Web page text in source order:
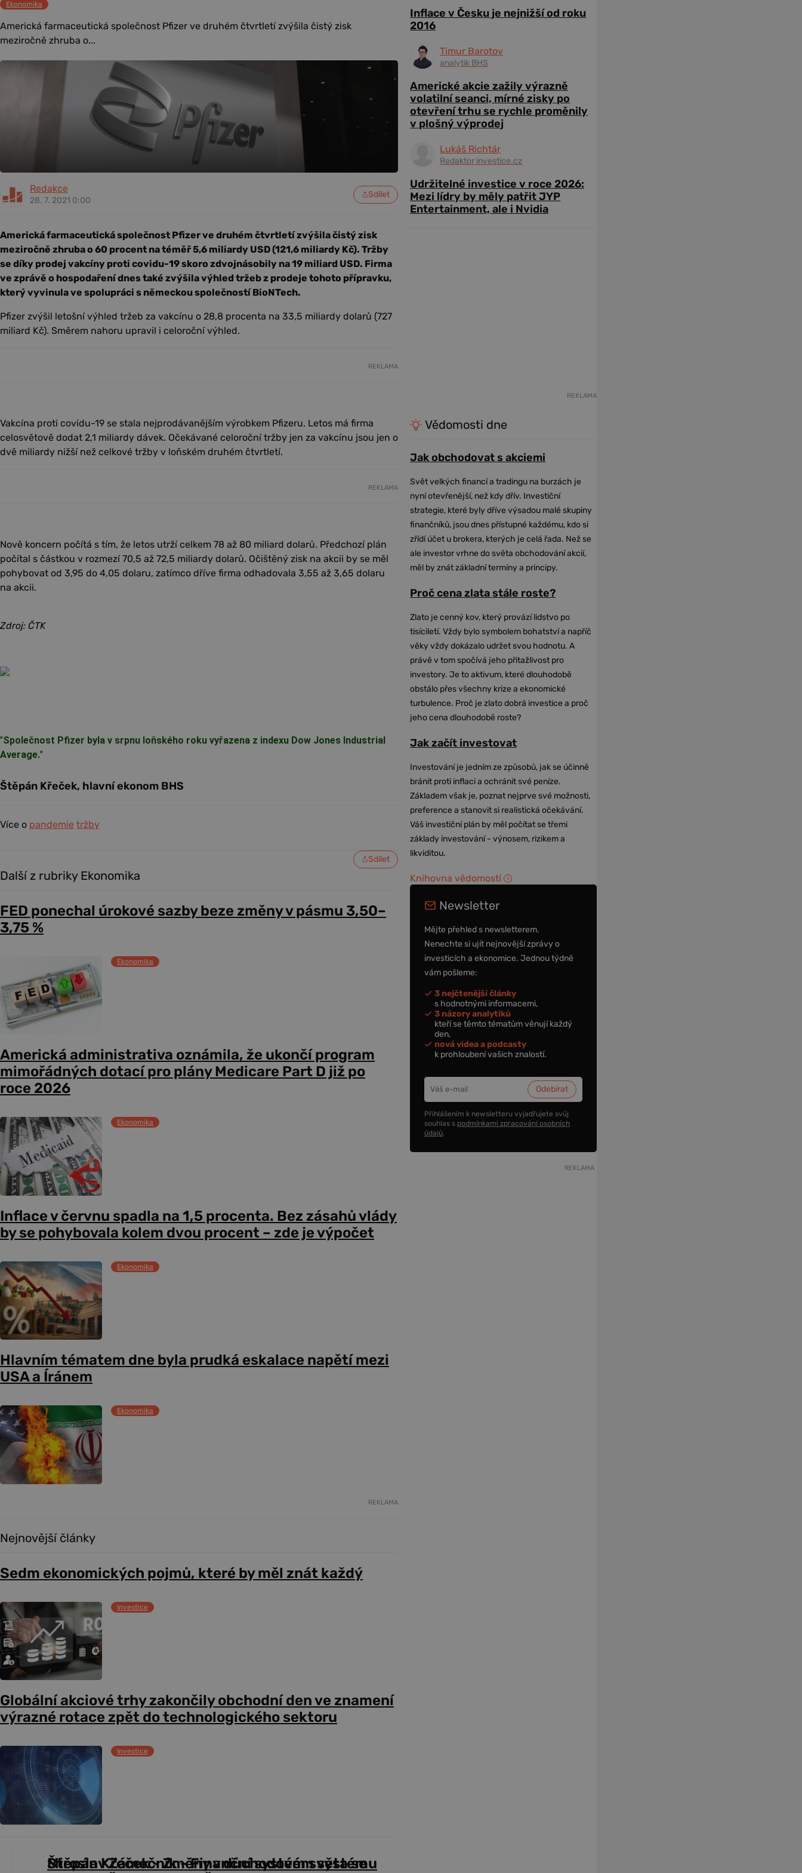
Ekonomika
Americká farmaceutická společnost Pfizer ve druhém čtvrtletí zvýšila čistý zisk
meziročně zhruba o...
Redakce
28. 7. 2021 0:00
Sdílet
Americká farmaceutická společnost Pfizer ve druhém čtvrtletí zvýšila čistý zisk
meziročně zhruba o 60 procent na téměř 5,6 miliardy USD (121,6 miliardy Kč). Tržby
se díky prodej vakcíny proti covidu-19 skoro zdvojnásobily na 19 miliard USD. Firma
ve zprávě o hospodaření dnes také zvýšila výhled tržeb z prodeje tohoto přípravku,
který vyvinula ve spolupráci s německou společností BioNTech.
Pfizer zvýšil letošní výhled tržeb za vakcínu o 28,8 procenta na 33,5 miliardy dolarů (727
miliard Kč). Směrem nahoru upravil i celoroční výhled.
REKLAMA
Vakcína proti covidu-19 se stala nejprodávanějším výrobkem Pfizeru. Letos má firma
celosvětově dodat 2,1 miliardy dávek. Očekávané celoroční tržby jen za vakcínu jsou jen o
dvě miliardy nižší než celkové tržby v loňském druhém čtvrtletí.
REKLAMA
Nově koncern počítá s tím, že letos utrží celkem 78 až 80 miliard dolarů. Předchozí plán
počítal s částkou v rozmezí 70,5 až 72,5 miliardy dolarů. Očištěný zisk na akcii by se měl
pohybovat od 3,95 do 4,05 dolaru, zatímco dříve firma odhadovala 3,55 až 3,65 dolaru
na akcii.
Zdroj: ČTK
"Společnost Pfizer byla v srpnu loňského roku vyřazena z indexu Dow Jones Industrial
Average."
Štěpán Křeček, hlavní ekonom BHS
Více o pandemie tržby
Sdílet
Další z rubriky Ekonomika
FED ponechal úrokové sazby beze změny v pásmu 3,50–
3,75 %
Ekonomika
Americká administrativa oznámila, že ukončí program
mimořádných dotací pro plány Medicare Part D již po
roce 2026
Ekonomika
Inflace v červnu spadla na 1,5 procenta. Bez zásahů vlády
by se pohybovala kolem dvou procent – zde je výpočet
Ekonomika
Hlavním tématem dne byla prudká eskalace napětí mezi
USA a Íránem
Ekonomika
REKLAMA
Nejnovější články
Sedm ekonomických pojmů, které by měl znát každý
Investice
Globální akciové trhy zakončily obchodní den ve znamení
výrazné rotace zpět do technologického sektoru
Investice
Štěpán Křeček - Změny v důchodovém systému
Miroslav Zámečník - Finanční systém světa se
Inflace v Česku je nejnižší od roku
2016
Timur Barotov
analytik BHS
Americké akcie zažily výrazně
volatilní seanci, mírné zisky po
otevření trhu se rychle proměnily
v plošný výprodej
Lukáš Richtár
Redaktor investice.cz
Udržitelné investice v roce 2026:
Mezi lídry by měly patřit JYP
Entertainment, ale i Nvidia
REKLAMA
Vědomosti dne
Jak obchodovat s akciemi
Svět velkých financí a tradingu na burzách je
nyní otevřenější, než kdy dřív. Investiční
strategie, které byly dříve výsadou malé skupiny
finančníků, jsou dnes přístupné každému, kdo si
zřídí účet u brokera, kterých je celá řada. Než se
ale investor vrhne do světa obchodování akcií,
měl by znát základní termíny a principy.
Proč cena zlata stále roste?
Zlato je cenný kov, který provází lidstvo po
tisíciletí. Vždy bylo symbolem bohatství a napříč
věky vždy dokázalo udržet svou hodnotu. A
právě v tom spočívá jeho přitažlivost pro
investory. Je to aktivum, které dlouhodobě
obstálo přes všechny krize a ekonomické
turbulence. Proč je zlato dobrá investice a proč
jeho cena dlouhodobě roste?
Jak začít investovat
Investování je jedním ze způsobů, jak se účinně
bránit proti inflaci a ochránit své peníze.
Základem však je, poznat nejprve své možnosti,
preference a stanovit si realistická očekávání.
Váš investiční plán by měl počítat se třemi
základy investování - výnosem, rizikem a
likviditou.
Knihovna vědomostí
Newsletter
Mějte přehled s newsletterem.
Nenechte si ujít nejnovější zprávy o
investicích a ekonomice. Jednou týdně
vám pošleme:
3 nejčtenější články
s hodnotnými informacemi,
3 názory analytiků
kteří se těmto tématům věnují každý
den,
nová videa a podcasty
k prohloubení vašich znalostí.
Přihlášením k newsletteru vyjadřujete svůj
souhlas s podmínkami zpracování osobních
údajů.
REKLAMA